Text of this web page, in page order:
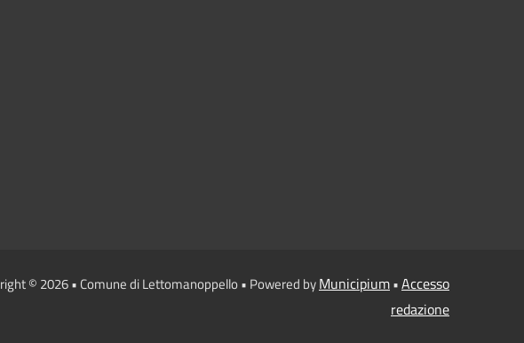
© 2026 • Comune di Lettomanoppello • Powered byMunicipium•Accesso
redazione